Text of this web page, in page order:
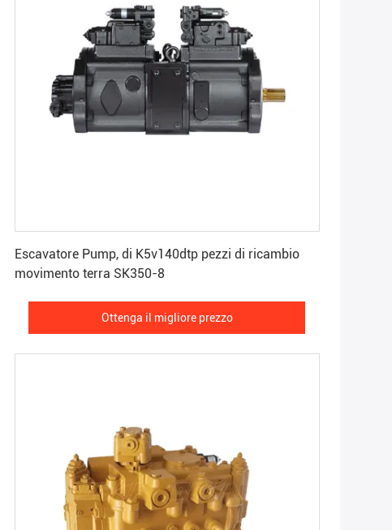
Escavatore Pump, di K5v140dtp pezzi di ricambio
movimento terra SK350-8
Ottenga il migliore prezzo